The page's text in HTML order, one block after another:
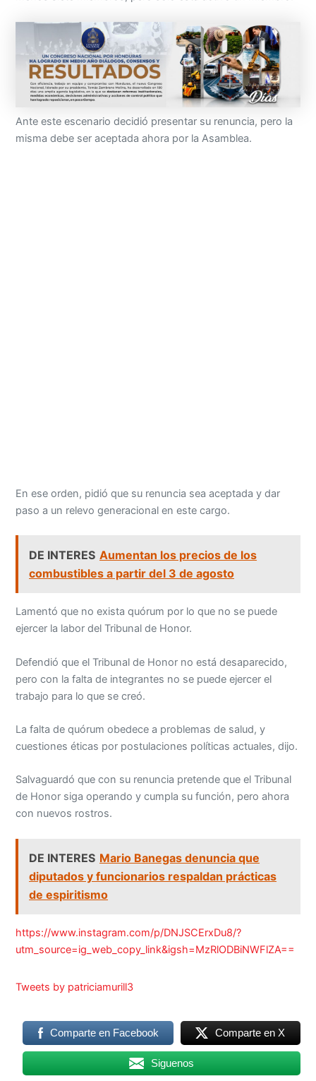
Ante este escenario decidió presentar su renuncia, pero la
misma debe ser aceptada ahora por la Asamblea.
En ese orden, pidió que su renuncia sea aceptada y dar
paso a un relevo generacional en este cargo.
DE INTERES Aumentan los precios de los
combustibles a partir del 3 de agosto
Lamentó que no exista quórum por lo que no se puede
ejercer la labor del Tribunal de Honor.
Defendió que el Tribunal de Honor no está desaparecido,
pero con la falta de integrantes no se puede ejercer el
trabajo para lo que se creó.
La falta de quórum obedece a problemas de salud, y
cuestiones éticas por postulaciones políticas actuales, dijo.
Salvaguardó que con su renuncia pretende que el Tribunal
de Honor siga operando y cumpla su función, pero ahora
con nuevos rostros.
DE INTERES Mario Banegas denuncia que
diputados y funcionarios respaldan prácticas
de espiritismo
https://www.instagram.com/p/DNJSCErxDu8/?
utm_source=ig_web_copy_link&igsh=MzRlODBiNWFlZA==
Tweets by patriciamurill3
Comparte en Facebook Comparte en X
Siguenos